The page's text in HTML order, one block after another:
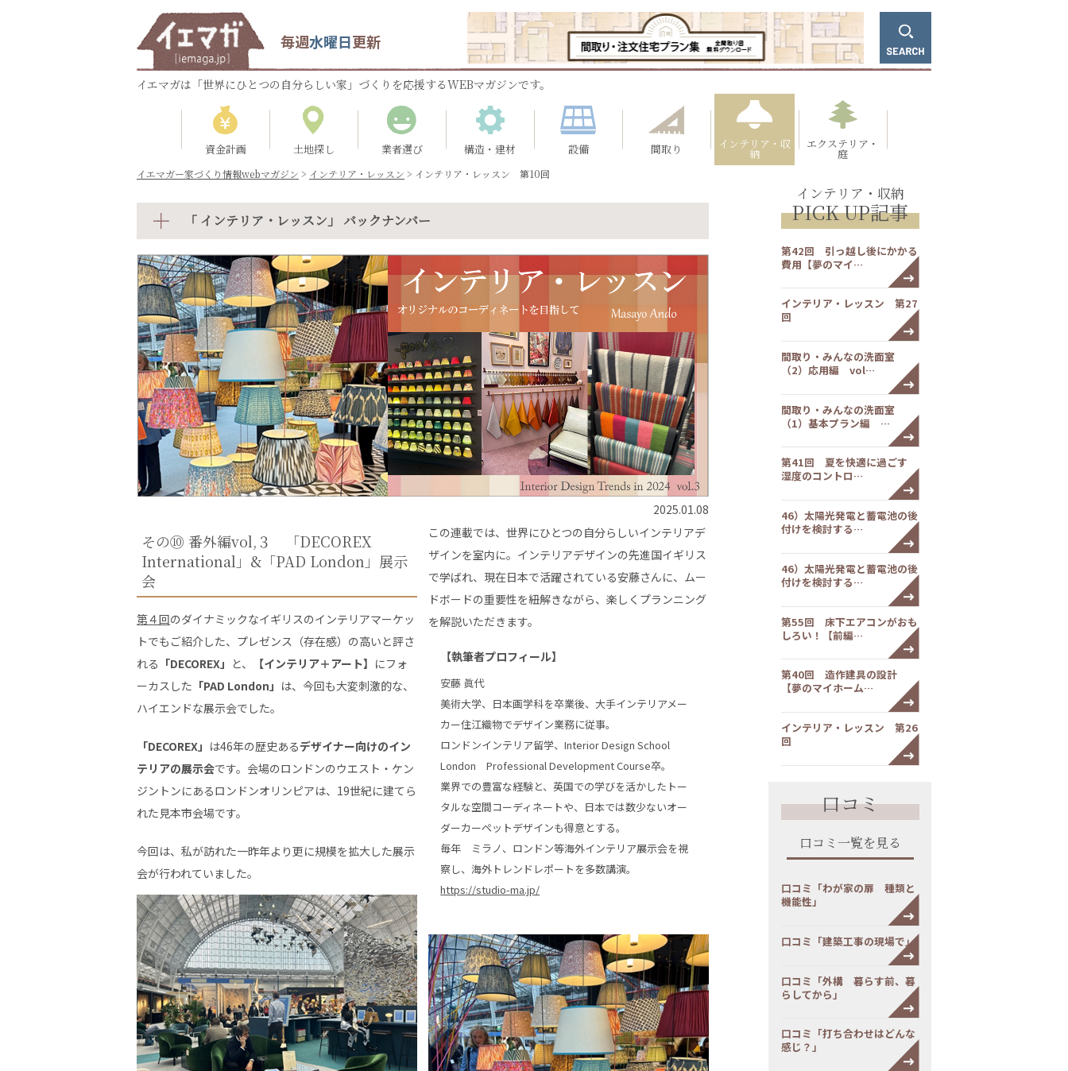
毎週水曜日更新
イエマガは「世界にひとつの自分らしい家」づくりを応援するWEBマガジンです。
資金計画 土地探し 業者選び 構造・建材 設備 間取り インテリア・収
納
エクステリア・
庭
イエマガー家づくり情報webマガジン > インテリア・レッスン > インテリア・レッスン 第10回
「 インテリア・レッスン」 バックナンバー
2025.01.08
この連載では、世界にひとつの自分らしいインテリアデ
ザインを室内に。インテリアデザインの先進国イギリス
で学ばれ、現在日本で活躍されている安藤さんに、ムー
ドボードの重要性を紐解きながら、楽しくプランニング
を解説いただきます。
【執筆者プロフィール】
安藤 眞代
美術大学、日本画学科を卒業後、大手インテリアメー
カー住江織物でデザイン業務に従事。
ロンドンインテリア留学、Interior Design School
London Professional Development Course卒。
業界での豊富な経験と、英国での学びを活かしたトー
タルな空間コーディネートや、日本では数少ないオー
ダーカーペットデザインも得意とする。
毎年 ミラノ、ロンドン等海外インテリア展示会を視
察し、海外トレンドレポートを多数講演。
https://studio-ma.jp/
その⑩ 番外編vol,３ 「DECOREX
International」&「PAD London」展示
会
第４回のダイナミックなイギリスのインテリアマーケッ
トでもご紹介した、プレゼンス（存在感）の高いと評さ
れる 「DECOREX」 と、 【インテリア＋アート】 にフォ
ーカスした 「PAD London」 は、今回も大変刺激的な、
ハイエンドな展示会でした。
「DECOREX」 は46年の歴史あるデザイナー向けのイン
テリアの展示会です。会場のロンドンのウエスト・ケン
ジントンにあるロンドンオリンピアは、19世紀に建てら
れた見本市会場です。
今回は、私が訪れた一昨年より更に規模を拡大した展示
会が行われていました。
インテリア・収納
PICK UP記事
第42回 引っ越し後にかかる
費用【夢のマイ…
インテリア・レッスン 第27
回
間取り・みんなの洗面室
（2）応用編 vol…
間取り・みんなの洗面室
（1）基本プラン編 …
第41回 夏を快適に過ごす
湿度のコントロ…
46）太陽光発電と蓄電池の後
付けを検討する…
46）太陽光発電と蓄電池の後
付けを検討する…
第55回 床下エアコンがおも
しろい！【前編…
第40回 造作建具の設計
【夢のマイホーム…
インテリア・レッスン 第26
回
口コミ
口コミ一覧を見る
口コミ「わが家の扉 種類と
機能性」
口コミ「建築工事の現場で」
口コミ「外構 暮らす前、暮
らしてから」
口コミ「打ち合わせはどんな
感じ？」